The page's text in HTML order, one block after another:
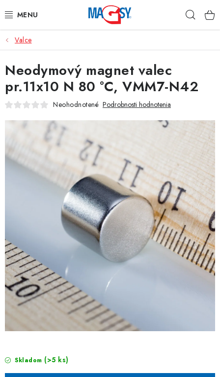
na
HLAVNÉ KATEGÓRIE
MAGNETICKÉ POMÔCKY
PRIEMYSELNÉ MAGNETY
OSTATNÉ MAGNETY
NEREZOVÉ MATERIÁLY
Obchodné podmienky
Ochrana osobných údajov
Odstúpenie od zmluvy
Valce
Skladom (>5 ks)
Neodymový magnet valec
pr.11x10 N 80 °C, VMM7-N42
Neohodnotené Podrobnosti hodnotenia